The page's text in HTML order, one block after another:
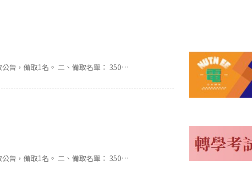
告，備取1名。 二、備取名單： 350…
告，備取1名。 二、備取名單： 350…